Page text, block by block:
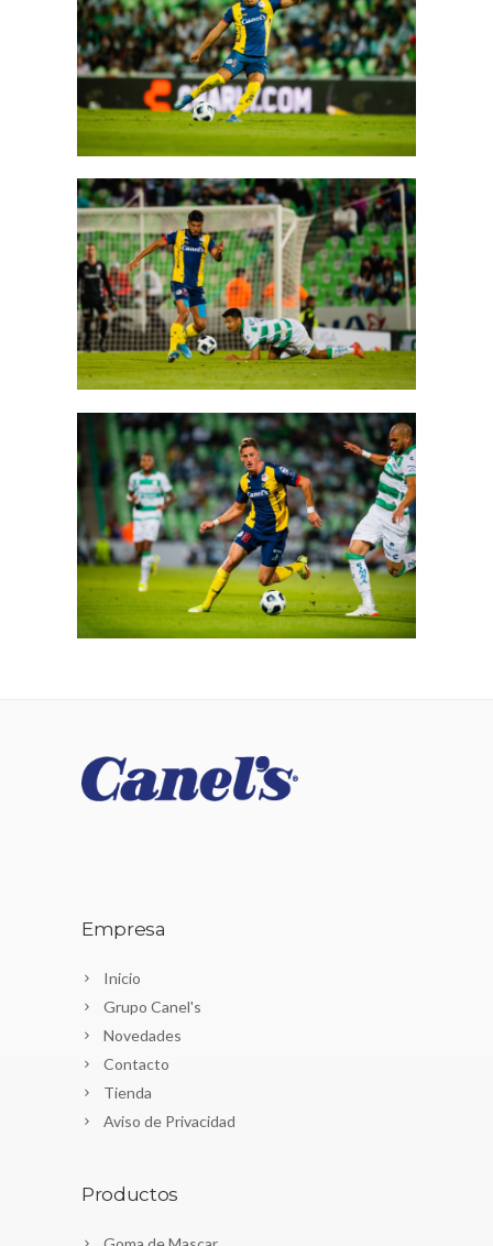
Empresa
Inicio
Grupo Canel's
Novedades
Contacto
Tienda
Aviso de Privacidad
Productos